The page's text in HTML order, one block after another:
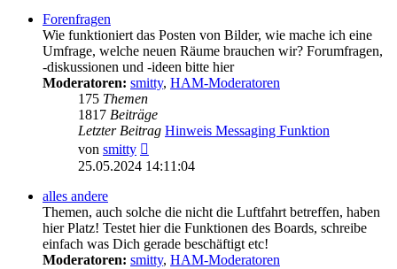
Forenfragen
Wie funktioniert das Posten von Bilder, wie mache ich eine
Umfrage, welche neuen Räume brauchen wir? Forumfragen,
-diskussionen und -ideen bitte hier
Moderatoren: smitty, HAM-Moderatoren
175 Themen
1817 Beiträge
Letzter Beitrag Hinweis Messaging Funktion
von smitty
Beitrag
25.05.2024 14:11:04
alles andere
Themen, auch solche die nicht die Luftfahrt betreffen, haben
hier Platz! Testet hier die Funktionen des Boards, schreibe
einfach was Dich gerade beschäftigt etc!
Moderatoren: smitty, HAM-Moderatoren